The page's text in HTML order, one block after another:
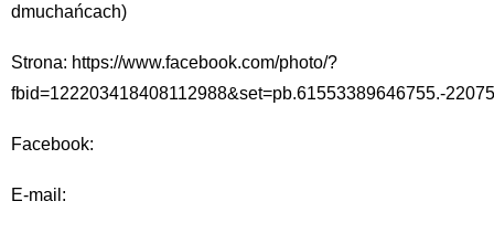
dmuchańcach)
Strona: https://www.facebook.com/photo/?
fbid=122203418408112988&set=pb.61553389646755.-
Facebook:
E-mail: